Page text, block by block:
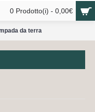
0 Prodotto(i) - 0,00€
da terra